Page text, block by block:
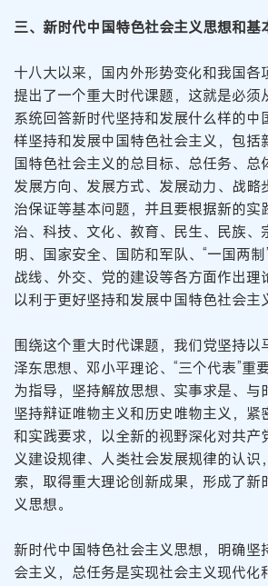
三、新时代中国特色社会主义思想和基
十八大以来，国内外形势变化和我国各
提出了一个重大时代课题，这就是必须
系统回答新时代坚持和发展什么样的中
样坚持和发展中国特色社会主义，包括
国特色社会主义的总目标、总任务、总
发展方向、发展方式、发展动力、战略
治保证等基本问题，并且要根据新的实
治、科技、文化、教育、民生、民族、
明、国家安全、国防和军队、“一国两
战线、外交、党的建设等各方面作出理
以利于更好坚持和发展中国特色社会主
围绕这个重大时代课题，我们党坚持以
泽东思想、邓小平理论、“三个代表”重
为指导，坚持解放思想、实事求是、与
坚持辩证唯物主义和历史唯物主义，紧
和实践要求，以全新的视野深化对共产
义建设规律、人类社会发展规律的认识
索，取得重大理论创新成果，形成了新
义思想。
新时代中国特色社会主义思想，明确坚
会主义，总任务是实现社会主义现代化